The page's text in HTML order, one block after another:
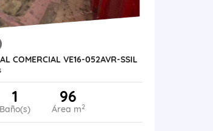
COMERCIAL VE16-052AVR-SSIL
1
Baño(s)
96
Área m2